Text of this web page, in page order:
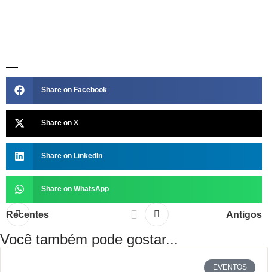
Share on Facebook
Share on X
Share on LinkedIn
Share on WhatsApp
Recentes Antigos
Você também pode gostar...
EVENTOS